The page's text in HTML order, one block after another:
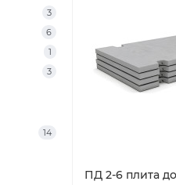
3
6
1
3
14
ПД 2-6 плита